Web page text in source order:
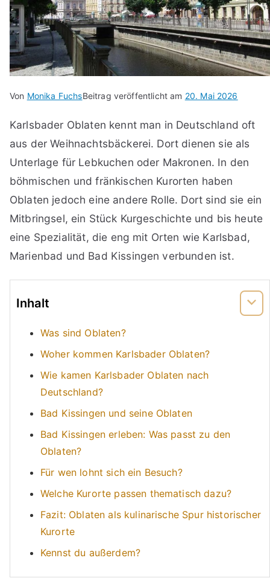
Von Monika FuchsBeitrag veröffentlicht am 20. Mai 2026
Karlsbader Oblaten kennt man in Deutschland oft
aus der Weihnachtsbäckerei. Dort dienen sie als
Unterlage für Lebkuchen oder Makronen. In den
böhmischen und fränkischen Kurorten haben
Oblaten jedoch eine andere Rolle. Dort sind sie ein
Mitbringsel, ein Stück Kurgeschichte und bis heute
eine Spezialität, die eng mit Orten wie Karlsbad,
Marienbad und Bad Kissingen verbunden ist.
Inhalt
Was sind Oblaten?
Woher kommen Karlsbader Oblaten?
Wie kamen Karlsbader Oblaten nach
Deutschland?
Bad Kissingen und seine Oblaten
Bad Kissingen erleben: Was passt zu den
Oblaten?
Für wen lohnt sich ein Besuch?
Welche Kurorte passen thematisch dazu?
Fazit: Oblaten als kulinarische Spur historischer
Kurorte
Kennst du außerdem?